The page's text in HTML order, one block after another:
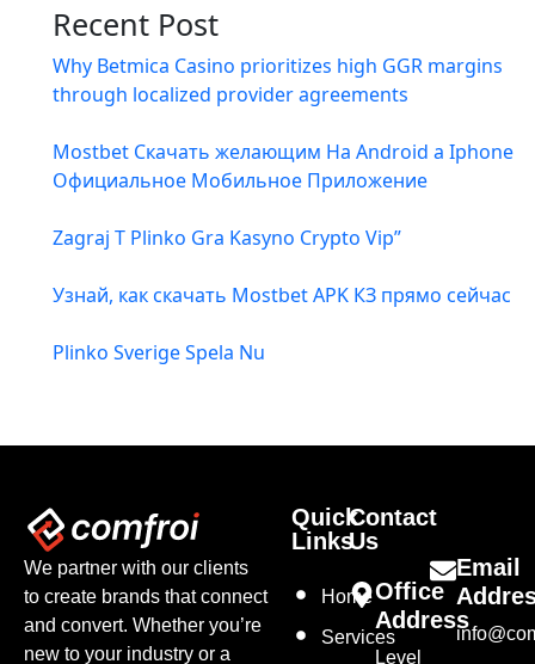
Recent Post
Why Betmica Casino prioritizes high GGR margins
through localized provider agreements
Mostbet Скачать желающим На Android а Iphone
Официальное Мобильное Приложение
Zagraj T Plinko Gra Kasyno Crypto Vip”
Узнай, как скачать Mostbet APK КЗ прямо сейчас
Plinko Sverige Spela Nu
We partner with our clients
to create brands that connect
and convert. Whether you’re
new to your industry or a
Quick
Links
Home
Services
Contact
Us
Office
Address
Level
Email